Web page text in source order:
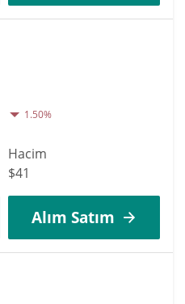
1.50%
Hacim
$41
Alım Satım